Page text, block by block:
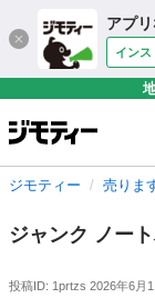
アプ
インス
ジモティー 売りま
ジャンク ノー
投稿ID: 1prtzs 2026年6月